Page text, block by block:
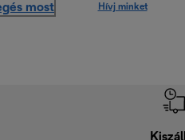
most Hívj minket